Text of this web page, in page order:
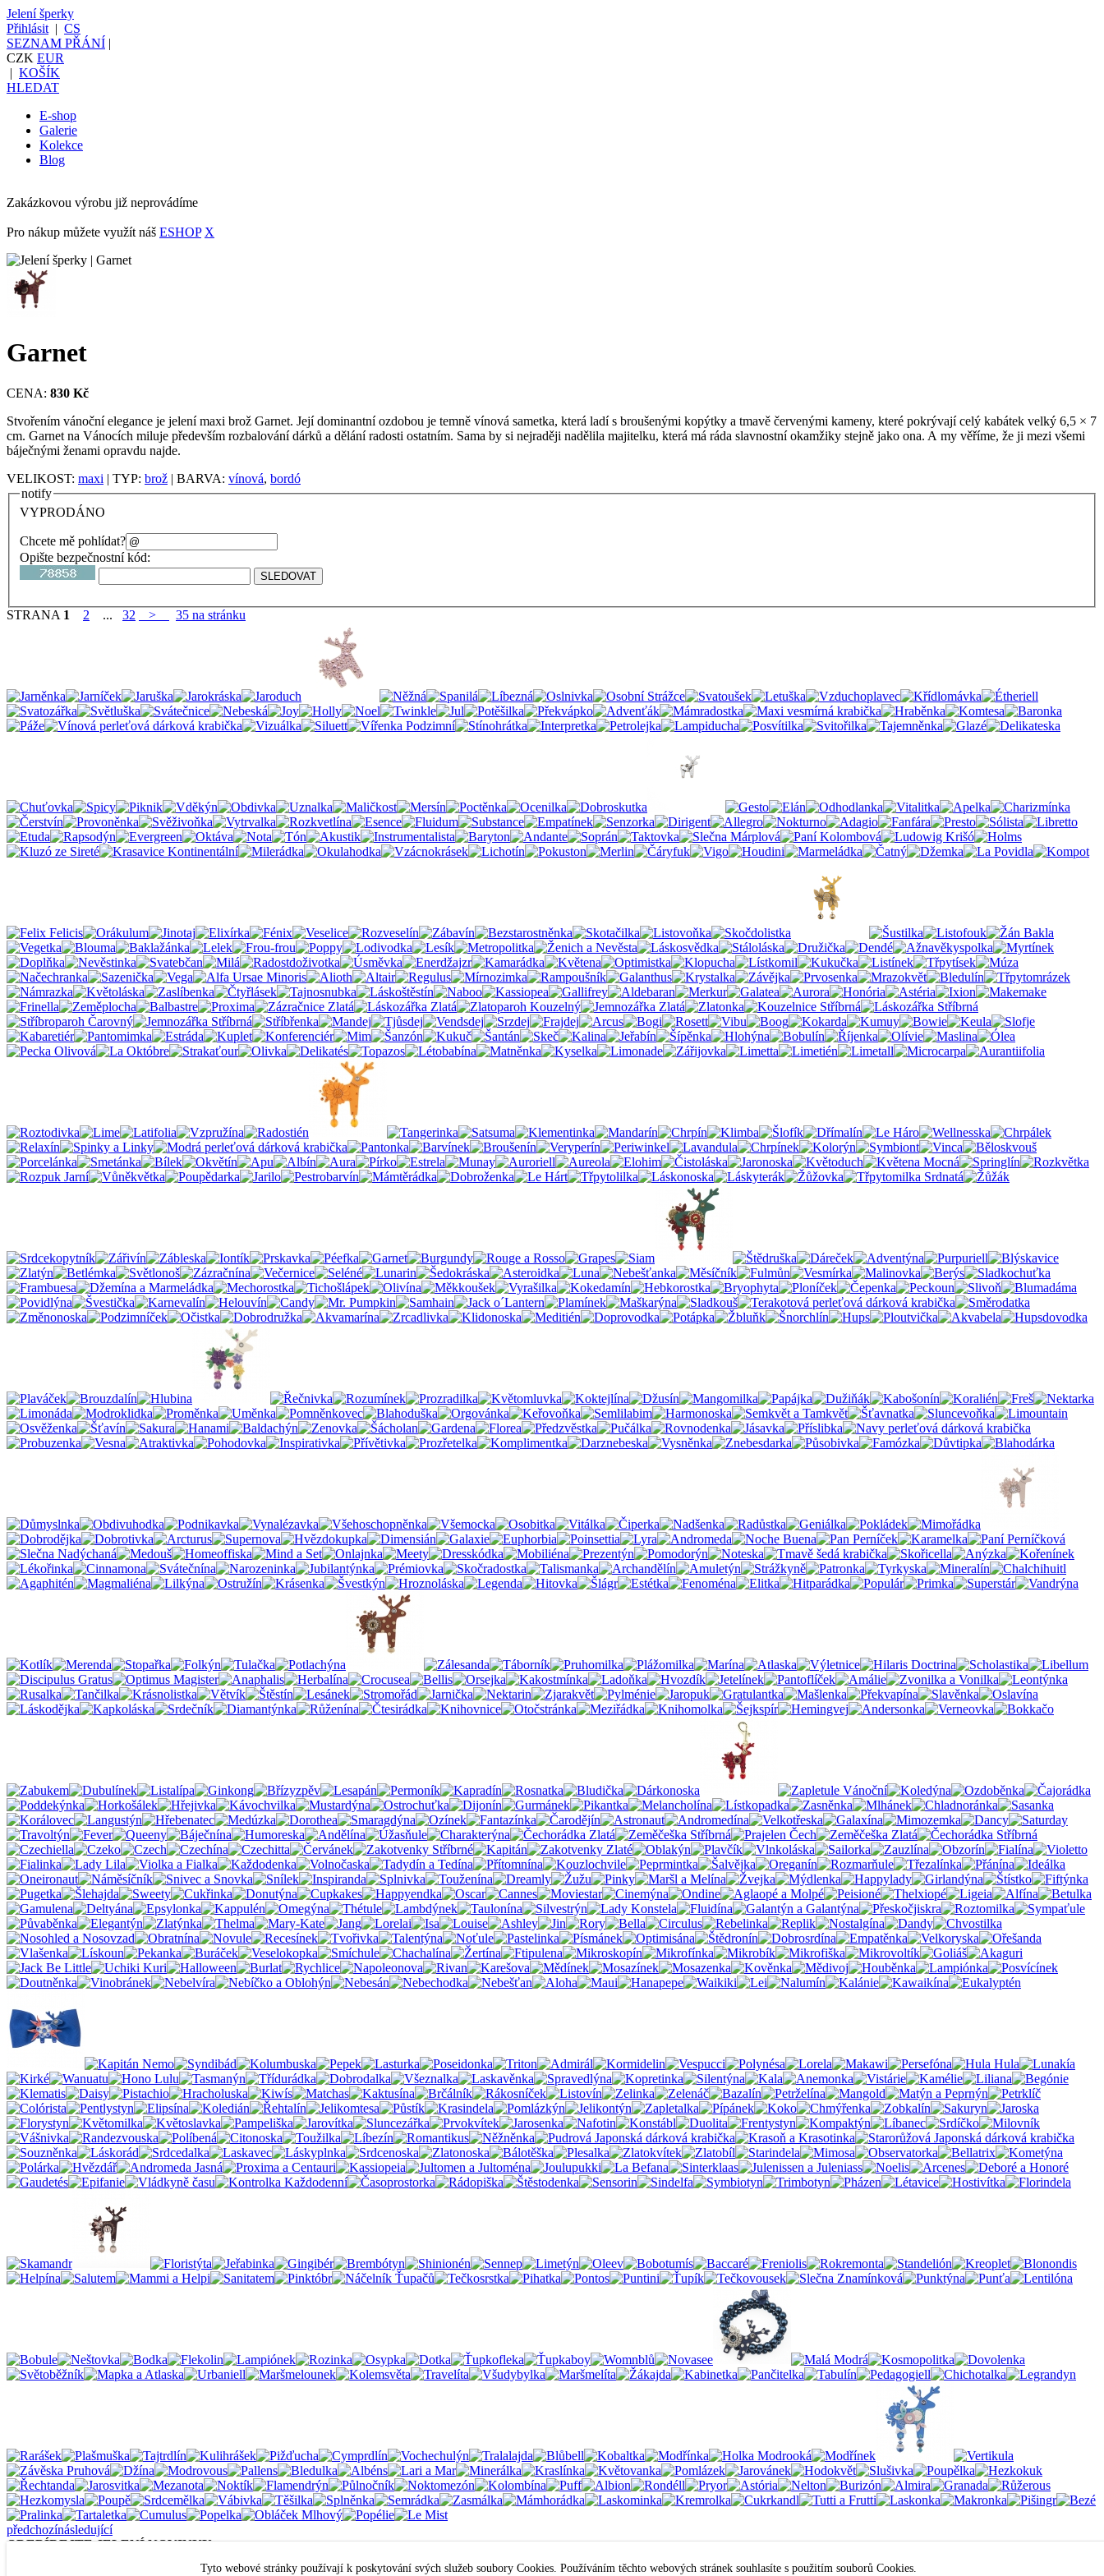
Jelení šperky
Přihlásit | CS
SEZNAM PŘÁNÍ |
CZK EUR
| KOŠÍK
HLEDAT
E-shop
Galerie
Kolekce
Blog
Zakázkovou výrobu již neprovádíme
Pro nákup můžete využít náš ESHOP X
Garnet
CENA: 830 Kč
Stvořením vánoční elegance je jelení maxi brož Garnet. Její dominantní ozdobou je temně vínová sametka, která ladí s broušenými kopýtky a tmavě červenými kameny, které pokrývají celý kabátek velký 6,5 × 7
cm. Garnet na Vánocích miluje především rozbalování dárků a dělání radosti ostatním. Sama by si nejraději nadělila majitelku, která má ráda slavnostní okamžiky stejně jako ona. A my věříme, že ji mezi všemi
báječnými ženami opravdu najde.
VELIKOST: maxi | TYP: brož | BARVA: vínová, bordó
notify
VYPRODÁNO
Chcete mě pohlídat?
Opište bezpečnostní kód:
STRANA 1 2 ... 32 > 35 na stránku
předchozínásledující
ODEBÍREJTE JELENÍ NOVINKY
Tyto webové stránky používají k poskytování svých služeb soubory Cookies. Používáním těchto webových stránek souhlasíte s použitím souborů Cookies.